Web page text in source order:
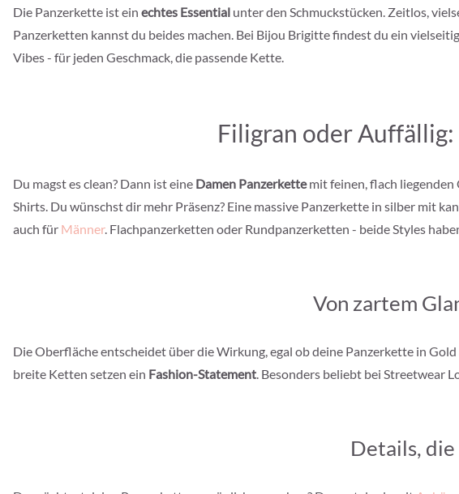
Die Panzerkette ist ein echtes Essential unter den Schmuckstücken. Zeitlos,
Panzerketten kannst du beides machen. Bei Bijou Brigitte findest du ein
Vibes - für jeden Geschmack, die passende Kette.
Filigran oder
Du magst es clean? Dann ist eine Damen Panzerkettemit feinen, flach liegenden
Shirts. Du wünschst dir mehr Präsenz? Eine massive Panzerkette in silber mit
auch für Männer. Flachpanzerketten oder Rundpanzerketten - beide Styles
Von zartem
Die Oberfläche entscheidet über die Wirkung, egal ob deine Panzerkette in
breite Ketten setzen ein Fashion-Statement. Besonders beliebt bei Streetwear
Details,